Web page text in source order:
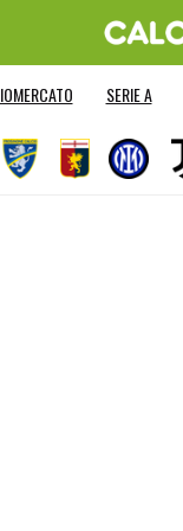
SERIE A